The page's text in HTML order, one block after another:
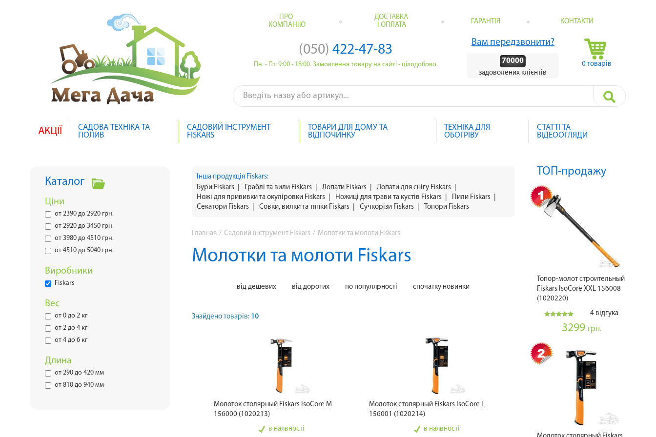
ПРО
КОМПАНІЮ
ДОСТАВКА
І ОПЛАТА
ГАРАНТІЯ КОНТАКТИ
(050)422-47-83
Пн. - Пт. 9:00 - 18:00. Замовлення товару на сайті - цілодобово.
Вам передзвонити?
70000
задоволених клієнтів
0 товарів
АКЦІЇ
САДОВА ТЕХНІКА ТА
ПОЛИВ
САДОВИЙ ІНСТРУМЕНТ
FISKARS
ТОВАРИ ДЛЯ ДОМУ ТА
ВІДПОЧИНКУ
ТЕХНІКА ДЛЯ
ОБОГРІВУ
СТАТТІ ТА
ВІДЕООГЛЯДИ
Каталог
Ціни
от 2390 до 2920 грн.
от 2920 до 3450 грн.
от 3980 до 4510 грн.
от 4510 до 5040 грн.
Виробники
Fiskars
Вес
от 0 до 2 кг
от 2 до 4 кг
от 4 до 6 кг
Длина
от 290 до 420 мм
от 810 до 940 мм
Інша продукція Fiskars:
Бури Fiskars
Граблі та вили Fiskars Лопати Fiskars Лопати для снігу Fiskars
Ножі для прививки та окуліровки Fiskars
Ножиці для трави та кустів Fiskars Пили Fiskars
Секатори Fiskars
Совки, вилки та тяпки Fiskars Сучкорізи Fiskars Топори Fiskars
Главная / Садовий інструмент Fiskars / Молотки та молоти Fiskars
Молотки та молоти Fiskars
від дешевих від дорогих по популярності спочатку новинки
Знайдено товарів: 10
Молоток столярный Fiskars IsoCore M
156000 (1020213)
в наявності
Молоток столярный Fiskars IsoCore L
156001 (1020214)
в наявності
ТОП-продажу
Топор-молот строительный
Fiskars IsoCore XXL 156008
(1020220)
4 відгука
3299 грн.